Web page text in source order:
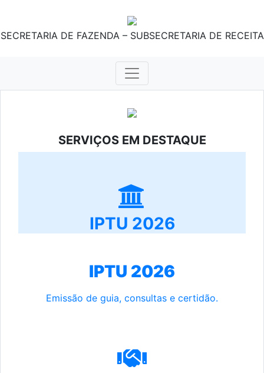
SECRETARIA DE FAZENDA – SUBSECRETARIA DE RECEITA
SERVIÇOS EM DESTAQUE
IPTU 2026
IPTU 2026
Emissão de guia, consultas e certidão.